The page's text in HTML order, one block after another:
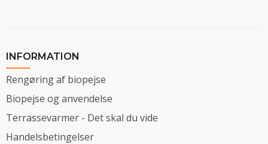
INFORMATION
Rengøring af biopejse
Biopejse og anvendelse
Terrassevarmer - Det skal du vide
Handelsbetingelser